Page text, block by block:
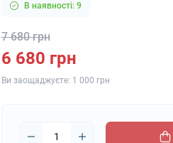
В наявності: 9
7 680 грн
6 680 грн
Ви заощаджуєте: 1 000 грн